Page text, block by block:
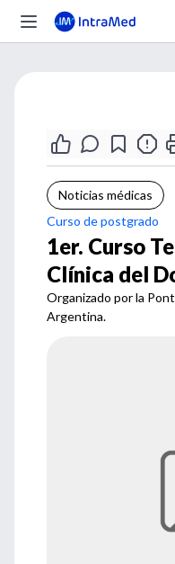
Noticias médicas
Curso de postgrado
1er. Curso
Clínica del
Organizado por la
Argentina.